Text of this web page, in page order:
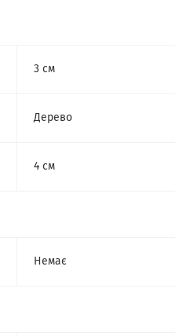
3 см
Дерево
4 см
Немає